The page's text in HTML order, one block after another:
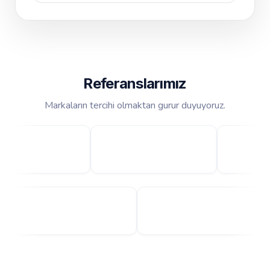
Referanslarımız
Markaların tercihi olmaktan gurur duyuyoruz.